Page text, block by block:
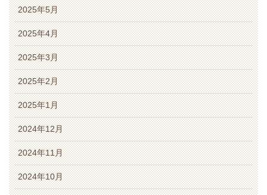
2025年5月
2025年4月
2025年3月
2025年2月
2025年1月
2024年12月
2024年11月
2024年10月